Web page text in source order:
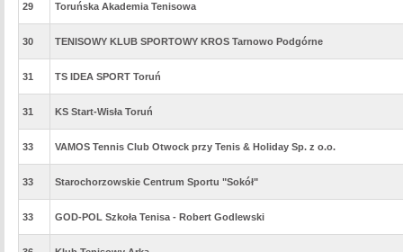
29 Toruńska Akademia Tenisowa
30 TENISOWY KLUB SPORTOWY KROS Tarnowo Podgórne
31 TS IDEA SPORT Toruń
31 KS Start-Wisła Toruń
33 VAMOS Tennis Club Otwock przy Tenis & Holiday Sp. z o.o.
33 Starochorzowskie Centrum Sportu "Sokół"
33 GOD-POL Szkoła Tenisa - Robert Godlewski